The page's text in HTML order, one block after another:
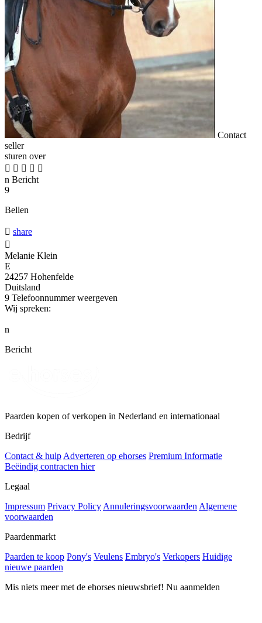
Contact
seller
sturen over
    
n Bericht
9
Bellen
 share

Melanie Klein
E
24257 Hohenfelde
Duitsland
9 Telefoonnummer weergeven
Wij spreken:
n
Bericht
Paarden kopen of verkopen in Nederland en internationaal
Bedrijf
Contact & hulp Adverteren op ehorses Premium Informatie
Beëindig contracten hier
Legaal
Impressum Privacy Policy Annuleringsvoorwaarden Algemene
voorwaarden
Paardenmarkt
Paarden te koop Pony's Veulens Embryo's Verkopers Huidige
nieuwe paarden
Mis niets meer met de ehorses nieuwsbrief! Nu aanmelden